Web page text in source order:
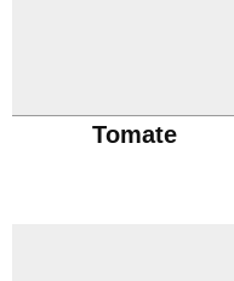
Tomate